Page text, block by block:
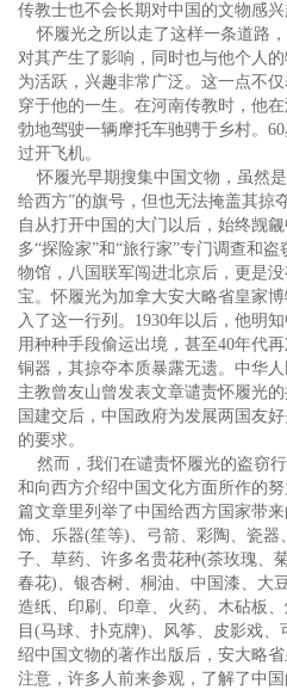
传教士也不会长期对中国的文物感兴
怀履光之所以走了这样一条道路
对其产生了影响，同时也与他个人
为活跃，兴趣非常广泛。这一点不
穿于他的一生。在河南传教时，他
勃地驾驶一辆摩托车驰骋于乡村。
过开飞机。
怀履光早期搜集中国文物，虽然
给西方”的旗号，但也无法掩盖其掠
自从打开中国的大门以后，始终觊
多“探险家”和“旅行家”专门调查和
物馆，八国联军闯进北京后，更是
宝。怀履光为加拿大安大略省皇家
入了这一行列。1930年以后，他明
用种种手段偷运出境，甚至40年代
铜器，其掠夺本质暴露无遗。中华
主教曾友山曾发表文章谴责怀履光
国建交后，中国政府为发展两国友
的要求。
然而，我们在谴责怀履光的盗窃
和向西方介绍中国文化方面所作的
篇文章里列举了中国给西方国家带
饰、乐器(笙等)、弓箭、彩陶、瓷
子、草药、许多名贵花种(茶玫瑰、
春花)、银杏树、桐油、中国漆、大
造纸、印刷、印章、火药、木砧板
目(马球、扑克牌)、风筝、皮影戏
绍中国文物的著作出版后，安大略
注意，许多人前来参观，了解了中